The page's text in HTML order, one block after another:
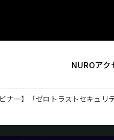
NUROアク
ナー】 「ゼロトラストセキュ